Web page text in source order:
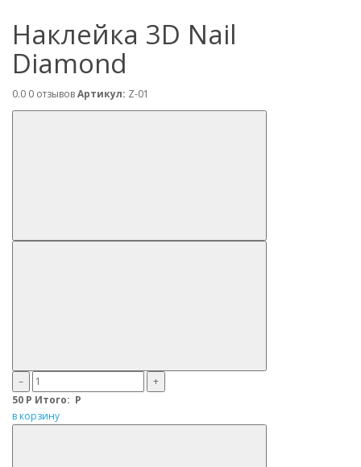
Наклейка 3D Nail
Diamond
0.0 0 отзывовАртикул: Z-01
–
+
50 Р Итого: Р
в корзину